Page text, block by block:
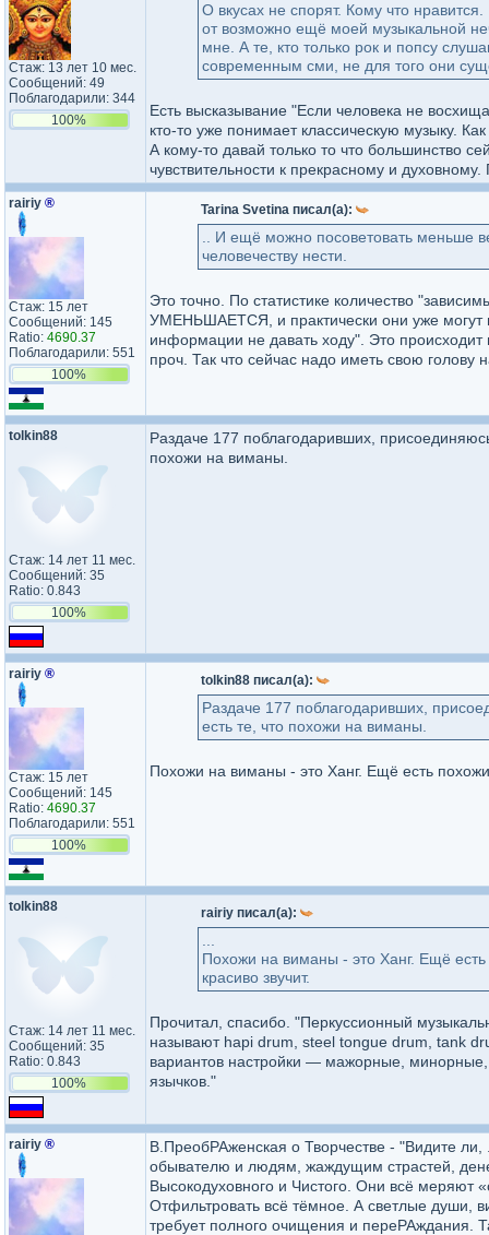
Стаж: 13 лет 10 мес.
Сообщений: 49
Поблагодарили: 344
100%
О вкусах не спорят. Кому что
от возможно ещё моей музыкальной
мне. А те, кто только рок и попсу
современным сми, не для того они
Есть высказывание "Если человека не
кто-то уже понимает классическую музыку.
А кому-то давай только то что большинство
чувствительности к прекрасному и
rairiy ®
Стаж: 15 лет
Сообщений: 145
Ratio: 4690.37
Поблагодарили: 551
100%
Tarina Svetina писал(а):
.. И ещё можно посоветовать меньше
человечеству нести.
Это точно. По статистике количество
УМЕНЬШАЕТСЯ, и практически они уже могут
информации не давать ходу". Это
проч. Так что сейчас надо иметь свою голову
tolkin88
Стаж: 14 лет 11 мес.
Сообщений: 35
Ratio: 0.843
100%
Раздаче 177 поблагодаривших,
похожи на виманы.
rairiy ®
Стаж: 15 лет
Сообщений: 145
Ratio: 4690.37
Поблагодарили: 551
100%
tolkin88 писал(а):
Раздаче 177 поблагодаривших,
есть те, что похожи на виманы.
Похожи на виманы - это Ханг. Ещё есть
tolkin88
Стаж: 14 лет 11 мес.
Сообщений: 35
Ratio: 0.843
100%
rairiy писал(а):
Похожи на виманы - это Ханг. Ещё
красиво звучит.
Прочитал, спасибо. "Перкуссионный
называют hapi drum, steel tongue drum, tank
вариантов настройки — мажорные, минорные,
язычков."
rairiy ®
В.ПреобРАженская о Творчестве - "Видите
обывателю и людям, жаждущим страстей,
Высокодуховного и Чистого. Они всё
Отфильтровать всё тёмное. А светлые души,
требует полного очищения и переРАждания.